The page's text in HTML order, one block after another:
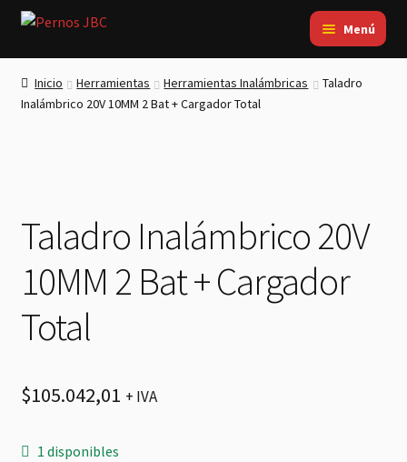
Ir
navegación
Ir
Menú
Inicio
Electricidad
Mi Cotización
Inicio Herramientas Herramientas Inalámbricas
Taladro
Inalámbrico 20V 10MM 2 Bat + Cargador Total
Taladro Inalámbrico 20V
10MM 2 Bat + Cargador
Total
$105.042,01 + IVA
1 disponibles